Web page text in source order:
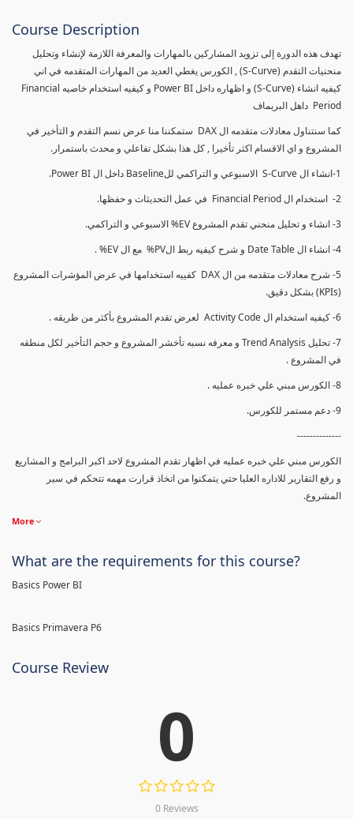
Course Description
تهدف هذه الدورة إلى تزويد المشاركين بالمهارات والمعرفة اللازمة لإنشاء وتحليل
منحنيات التقدم (S-Curve) , الكورس يغطي العديد من المهارات المتقدمه في اني
كيفيه انشاء (S-Curve) و اظهاره داخل Power BI و كيفيه استخدام خاصيه Financial
Period داهل البريماف
كما سنتناول معادلات متقدمه ال DAX ستمكننا منا عرض نسم التقدم و التأخير في
المشروع و اي الاقسام اكثر تأخيرا , كل هذا بشكل تفاعلي و محدث باستمرار.
1-انشاء ال S-Curve الاسبوعي و التراكمي للBaseline داخل ال Power BI.
2- استخدام ال Financial Period في عمل التحديثات و حفظها.
3- انشاء و تحليل منحني تقدم المشروع EV% الاسبوعي و التراكمي.
4- انشاء ال Date Table و شرح كيفيه ربط الPV% مع ال EV% .
5- شرح معادلات متقدمه من ال DAX كفييه استخدامها في عرض المؤشرات المشروع
(KPIs) بشكل دقيق.
6- كيفيه استخدام ال Activity Code لعرض تقدم المشروع بأكثر من طريقه .
7- تحليل Trend Analysis و معرفه نسبه تأخشر المشروع و حجم التأخير لكل منطقه
في المشروع .
8- الكورس مبني علي خبره عمليه .
9- دعم مستمر للكورس.
--------------
الكورس مبني علي خبره عمليه في اظهار تقدم المشروع لاحد اكبر البرامج و المشاريع
و رفع التقارير للاداره العليا حتي يتمكنوا من اتخاذ قرارت مهمه تتحكم في سير
المشروع.
More
What are the requirements for this course?
Basics Power BI
Basics Primavera P6
Course Review
0
0 Reviews